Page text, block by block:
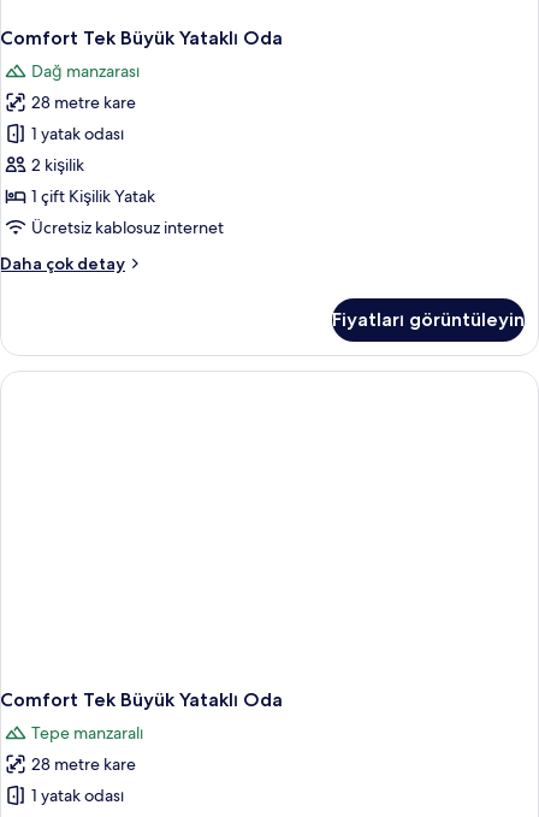
Comfort Tek Büyük Yataklı Oda
Dağ manzarası
28 metre kare
1 yatak odası
2 kişilik
1 çift Kişilik Yatak
Ücretsiz kablosuz internet
Daha çok detay
Comfort
Oda
hakkında
daha
Fiyatları görüntüleyin
Comfort Tek Büyük Yataklı Oda
Tepe manzaralı
28 metre kare
1 yatak odası